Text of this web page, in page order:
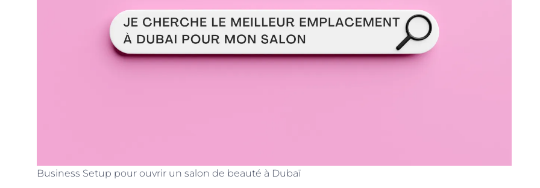
Business Setup pour ouvrir un salon de beauté à Dubaï